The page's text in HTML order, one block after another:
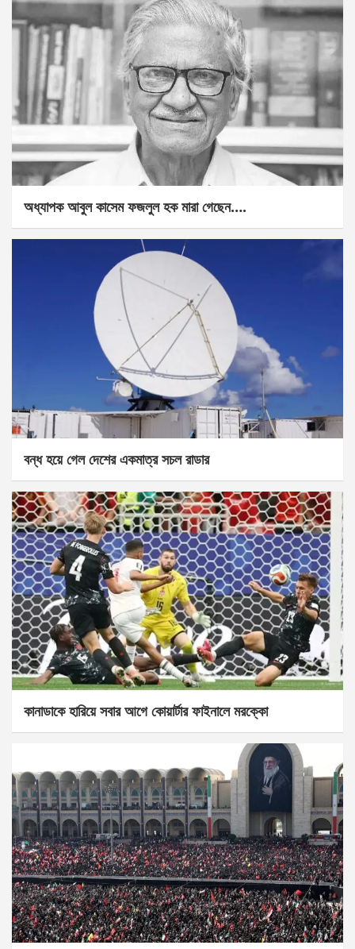
অধ্যাপক আবুল কাসেম ফজলুল হক মারা গেছেন….
বন্ধ হয়ে গেল দেশের একমাত্র সচল রাডার
কানাডাকে হারিয়ে সবার আগে কোয়ার্টার ফাইনালে মরক্কো